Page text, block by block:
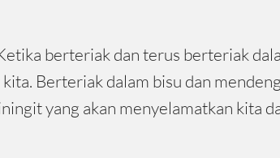
berteriak dan terus berteriak
Berteriak dalam bisu dan
yang akan menyelamatkan kita